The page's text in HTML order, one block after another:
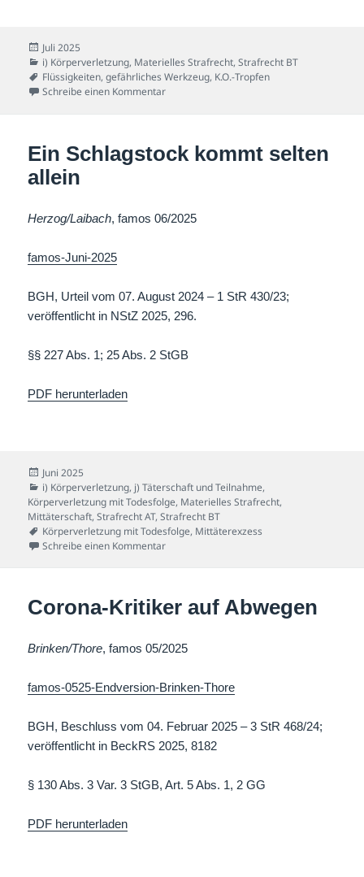
Veröffentlicht
am
Juli 2025
Kategorien
i) Körperverletzung, Materielles Strafrecht,Strafrecht BT
Schlagwörter
Flüssigkeiten,gefährliches Werkzeug, K.O.-Tropfen
Schreibe einen Kommentarzu Cheers! K.O.-Tropfen im Glas
Ein Schlagstock kommt selten
allein
Herzog/Laibach, famos 06/2025
famos-Juni-2025
BGH, Urteil vom 07. August 2024 – 1 StR 430/23;
veröffentlicht in NStZ 2025, 296.
§§ 227 Abs. 1; 25 Abs. 2 StGB
PDF herunterladen
Veröffentlicht
am
Juni 2025
Kategorien
i) Körperverletzung, j) Täterschaft und Teilnahme,
Körperverletzung mit Todesfolge, Materielles Strafrecht,
Mittäterschaft,Strafrecht AT,Strafrecht BT
Schlagwörter
Körperverletzung mit Todesfolge, Mittäterexzess
Schreibe einen Kommentarzu Ein Schlagstock kommt selten allein
Corona-Kritiker auf Abwegen
Brinken/Thore, famos 05/2025
famos-0525-Endversion-Brinken-Thore
BGH, Beschluss vom 04. Februar 2025 – 3 StR 468/24;
veröffentlicht in BeckRS 2025, 8182
§ 130 Abs. 3 Var. 3 StGB, Art. 5 Abs. 1, 2 GG
PDF herunterladen